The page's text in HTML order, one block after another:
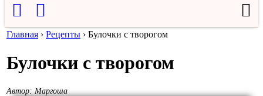
Главная › Рецепты › Булочки с творогом
Булочки с творогом
Автор: Маргоша